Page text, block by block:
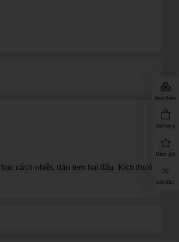
Xem thêm
Giỏ hàng
Đánh giá
Lên đầu
cách nhiệt, dán tem hai đầu. Kích thước